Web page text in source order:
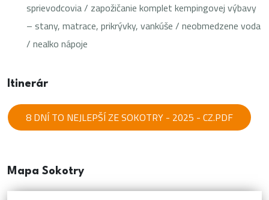
sprievodcovia / zapožičanie komplet kempingovej výbavy
– stany, matrace, prikrývky, vankúše / neobmedzene voda
/ nealko nápoje
Itinerár
8 DNÍ TO NEJLEPŠÍ ZE SOKOTRY - 2025 - CZ.PDF
Mapa Sokotry